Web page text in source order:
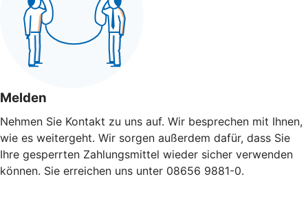
Melden
Nehmen Sie Kontakt zu uns auf. Wir besprechen mit Ihnen,
wie es weitergeht. Wir sorgen außerdem dafür, dass Sie
Ihre gesperrten Zahlungsmittel wieder sicher verwenden
können. Sie erreichen uns unter 08656 9881-0.